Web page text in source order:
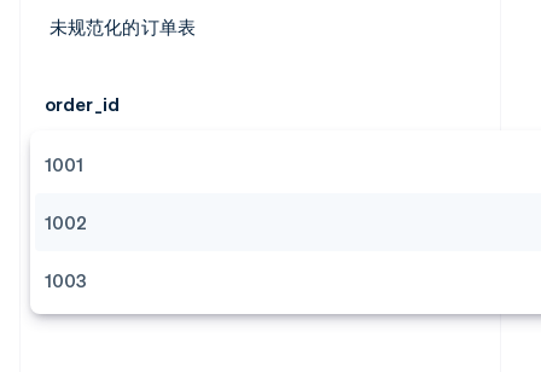
未规范化的订单表
order_id
1001
1002
1003